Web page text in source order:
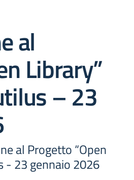
al
Library”
– 23
al Progetto “Open
- 23 gennaio 2026